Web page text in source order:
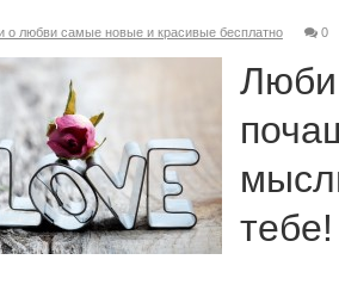
о любви самые новые и красивые бесплатно 0
тебе!